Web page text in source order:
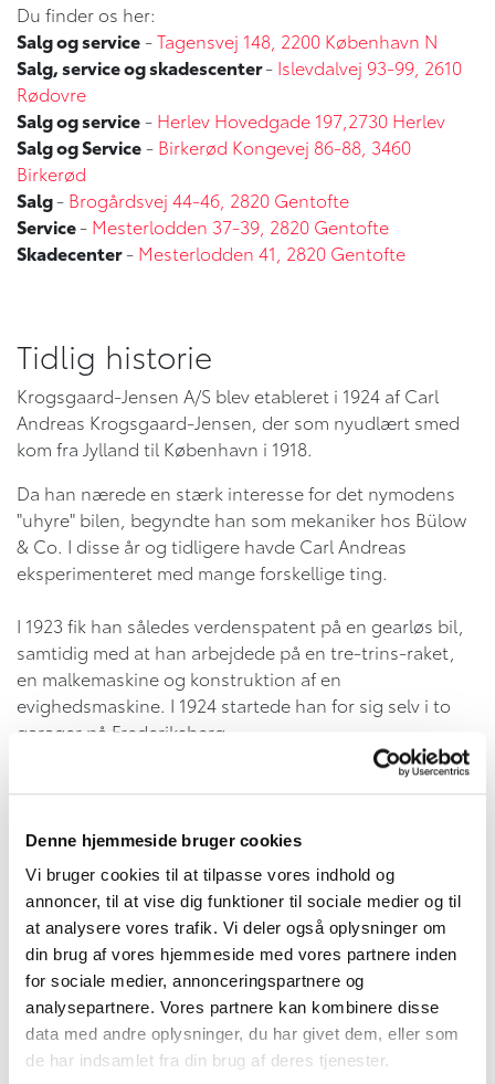
Denne hjemmeside bruger cookies
Vi bruger cookies til at tilpasse vores indhold og
annoncer, til at vise dig funktioner til sociale medier og til
at analysere vores trafik. Vi deler også oplysninger om
din brug af vores hjemmeside med vores partnere inden
for sociale medier, annonceringspartnere og
analysepartnere. Vores partnere kan kombinere disse
data med andre oplysninger, du har givet dem, eller som
de har indsamlet fra din brug af deres tjenester.
Du finder os her:
Salg og service-Tagensvej 148, 2200 København N
Salg, service og skadescenter- Islevdalvej 93-99, 2610
Rødovre
Salg og service- Herlev Hovedgade 197,2730 Herlev
Salg og Service- Birkerød Kongevej 86-88, 3460
Birkerød
Salg- Brogårdsvej 44-46, 2820 Gentofte
Service- Mesterlodden 37-39, 2820 Gentofte
Skadecenter- Mesterlodden 41, 2820 Gentofte
Tidlig historie
Krogsgaard-Jensen A/S blev etableret i 1924 af Carl
Andreas Krogsgaard-Jensen, der som nyudlært smed
kom fra Jylland til København i 1918.
Da han nærede en stærk interesse for det nymodens
"uhyre" bilen, begyndte han som mekaniker hos Bülow
& Co. I disse år og tidligere havde Carl Andreas
eksperimenteret med mange forskellige ting.
I 1923 fik han således verdenspatent på en gearløs bil,
samtidig med at han arbejdede på en tre-trins-raket,
en malkemaskine og konstruktion af en
evighedsmaskine. I 1924 startede han for sig selv i to
garager på Frederiksberg.
nuværende ejendom på Brogaardsvej i Gentofte, som
også i dag er en del af Krogsgaard-Jensen's forretning
og stadigvæk bærer familienavnet.
Og det er ikke det eneste, der fortsat har et fast greb i
virksomheden; håndværksmæssig stolthed, kvalitet i
alt hvad vi foretager os, omhu og nytænkning er
værdier, der stadig gør sig gældende i
familieforetagendet. Til glæde for alle vores nuværende